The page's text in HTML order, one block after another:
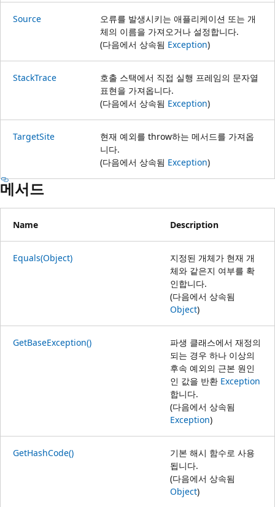
Source
오류를 발생시키는 애플리케이션 또는 개
체의 이름을 가져오거나 설정합니다.
(다음에서 상속됨 Exception)
StackTrace
호출 스택에서 직접 실행 프레임의 문자열
표현을 가져옵니다.
(다음에서 상속됨 Exception)
TargetSite
현재 예외를 throw하는 메서드를 가져옵
니다.
(다음에서 상속됨 Exception)
메서드
Name Description
Equals(Object)
지정된 개체가 현재 개
체와 같은지 여부를 확
인합니다.
(다음에서 상속됨
Object)
GetBaseException()
파생 클래스에서 재정의
되는 경우 하나 이상의
후속 예외의 근본 원인
인 값을 반환 Exception
합니다.
(다음에서 상속됨
Exception)
GetHashCode()
기본 해시 함수로 사용
됩니다.
(다음에서 상속됨
Object)